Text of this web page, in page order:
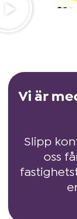
Vi är
Slipp
oss